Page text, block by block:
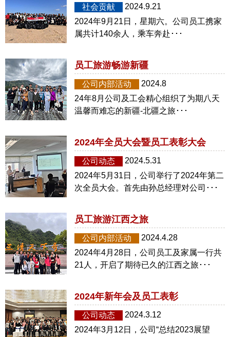
社会贡献
2024.9.21
2024年9月21日，星期六。公司员工携家
属共计140余人，乘车奔赴･･･
员工旅游畅游新疆
公司内部活动
2024.8
24年8月公司及工会精心组织了为期八天
温馨而难忘的新疆-北疆之旅･･･
2024年全员大会暨员工表彰大会
公司动态
2024.5.31
2024年5月31日，公司举行了2024年第二
次全员大会。首先由孙总经理对公司･･･
员工旅游江西之旅
公司内部活动
2024.4.28
2024年4月28日，公司员工及家属一行共
21人，开启了期待已久的江西之旅･･･
2024年新年会及员工表彰
公司动态
2024.3.12
2024年3月12日，公司“总结2023展望